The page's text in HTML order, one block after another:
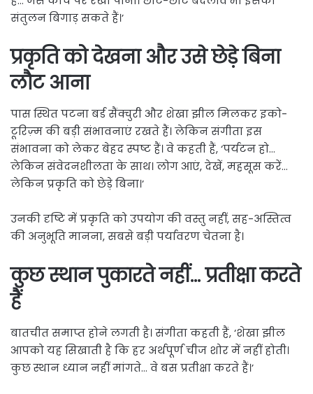
संतुलन बिगाड़ सकते हैं।’
प्रकृति को देखना और उसे छेड़े बिना
लौट आना
पास स्थित पटना बर्ड सैंक्चुरी और शेखा झील मिलकर इको-
टूरिज़्म की बड़ी संभावनाएं रखते हैं। लेकिन संगीता इस
संभावना को लेकर बेहद स्पष्ट हैं। वे कहती हैं, ‘पर्यटन हो…
लेकिन संवेदनशीलता के साथ। लोग आएं, देखें, महसूस करें…
लेकिन प्रकृति को छेड़े बिना।’
उनकी दृष्टि में प्रकृति को उपयोग की वस्तु नहीं, सह-अस्तित्व
की अनुभूति मानना, सबसे बड़ी पर्यावरण चेतना है।
कुछ स्थान पुकारते नहीं… प्रतीक्षा करते
हैं
बातचीत समाप्त होने लगती है। संगीता कहती हैं, ‘शेखा झील
आपको यह सिखाती है कि हर अर्थपूर्ण चीज शोर में नहीं होती।
कुछ स्थान ध्यान नहीं मांगते… वे बस प्रतीक्षा करते हैं।’